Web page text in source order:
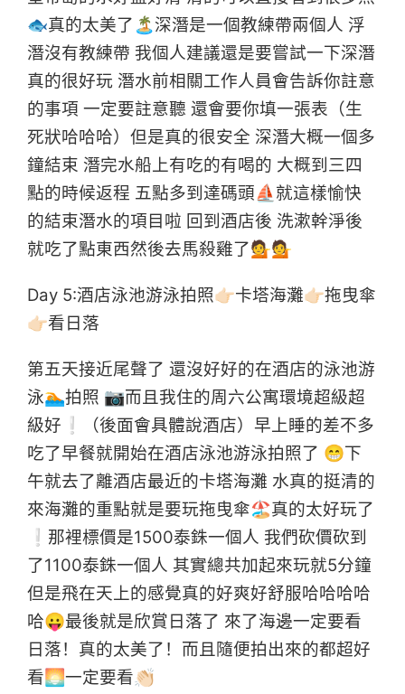
🐟真的太美了🏝深潛是一個教練帶兩個人 浮
潛沒有教練帶 我個人建議還是要嘗試一下深潛
真的很好玩 潛水前相關工作人員會告訴你註意
的事項 一定要註意聽 還會要你填一張表（生
死狀哈哈哈）但是真的很安全 深潛大概一個多
鐘結束 潛完水船上有吃的有喝的 大概到三四
點的時候返程 五點多到達碼頭⛵就這樣愉快
的結束潛水的項目啦 回到酒店後 洗漱幹淨後
就吃了點東西然後去馬殺雞了💁💁
Day 5:酒店泳池游泳拍照👉🏻卡塔海灘👉🏻拖曳傘
👉🏻看日落
第五天接近尾聲了 還沒好好的在酒店的泳池游
泳🏊拍照 📷而且我住的周六公寓環境超級超
級好❕（後面會具體說酒店）早上睡的差不多
吃了早餐就開始在酒店泳池游泳拍照了 😁下
午就去了離酒店最近的卡塔海灘 水真的挺清的
來海灘的重點就是要玩拖曳傘🏖真的太好玩了
❕那裡標價是1500泰銖一個人 我們砍價砍到
了1100泰銖一個人 其實總共加起來玩就5分鐘
但是飛在天上的感覺真的好爽好舒服哈哈哈哈
哈😛最後就是欣賞日落了 來了海邊一定要看
日落！真的太美了！而且隨便拍出來的都超好
看🌅一定要看👏🏻